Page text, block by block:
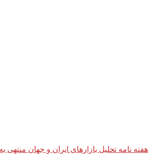
هفته نامه تحلیل بازارهای ایران و جهان منتهی به